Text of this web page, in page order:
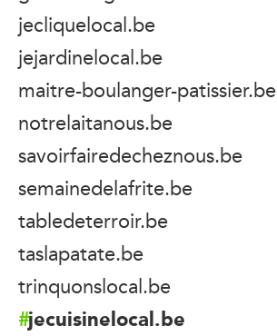
jecliquelocal.be
jejardinelocal.be
maitre-boulanger-patissier.be
notrelaitanous.be
savoirfairedecheznous.be
semainedelafrite.be
tabledeterroir.be
taslapatate.be
trinquonslocal.be
jecuisinelocal.be